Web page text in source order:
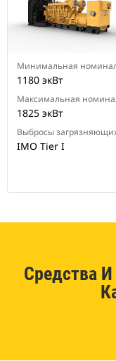
Минимальная
1180 экВт
Максимальная
1825 экВт
Выбросы
IMO Tier I
Средства